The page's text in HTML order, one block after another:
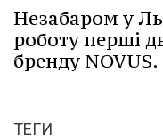
Незабаром у
роботу перші
бренду NOVUS.
ТЕГИ